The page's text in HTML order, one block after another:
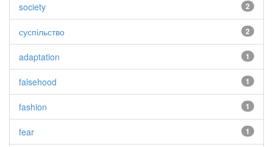
2
society
2
суспільство
1
adaptation
1
falsehood
1
fashion
1
fear